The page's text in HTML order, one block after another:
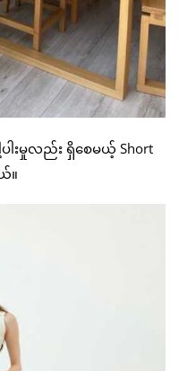
ါးမှုလည်း ရှိစေမယ့် Short
။